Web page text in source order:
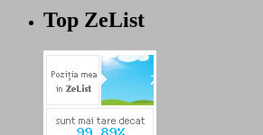
Top ZeList